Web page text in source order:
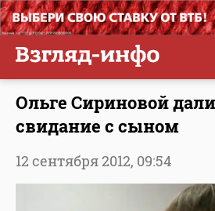
Ольге Сириновой
свидание с сыном
12 сентября 2012, 09:54